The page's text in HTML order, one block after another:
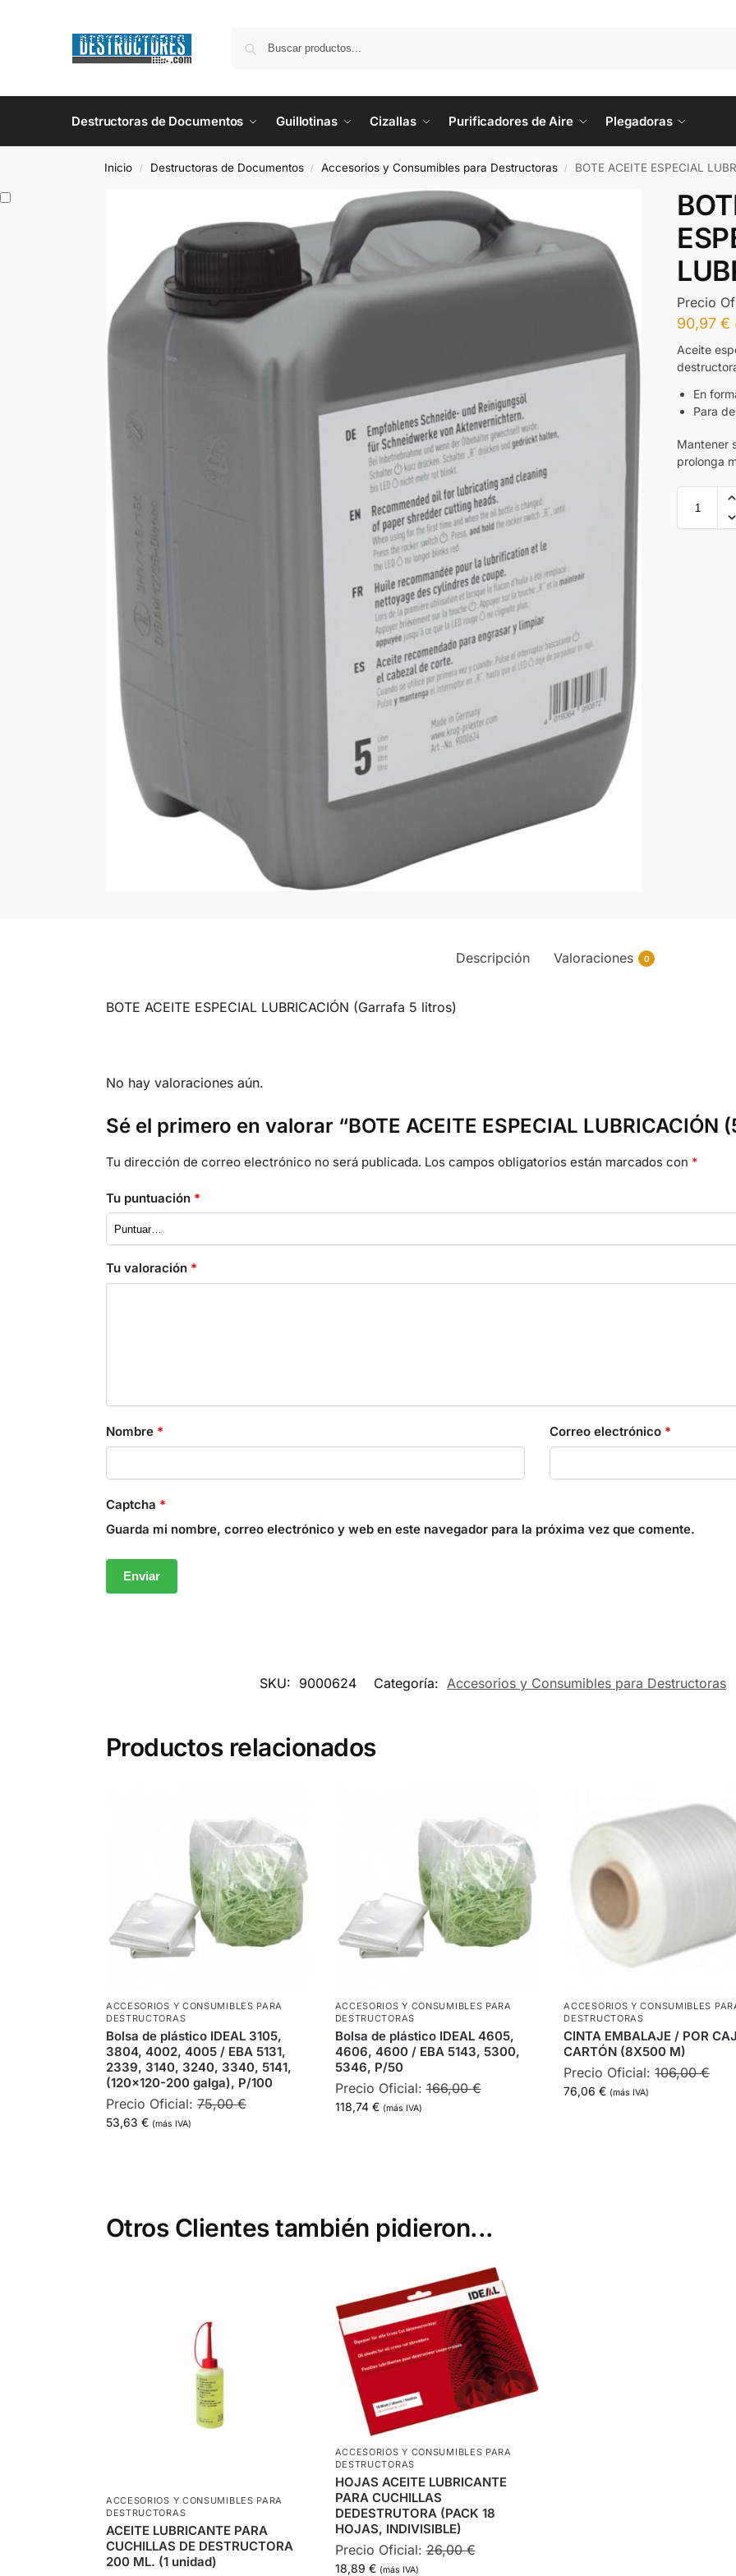
Destructoras de Documentos Guillotinas Cizallas Purificadores de Aire Plegadoras
Inicio / Destructoras de Documentos / Accesorios y Consumibles para Destructoras / BOTE ACEITE ESPECIAL
Precio
90,97€
Aceite
En
Para
Mantener
prolonga
Descripción Valoraciones 0
BOTE ACEITE ESPECIAL LUBRICACIÓN (Garrafa 5 litros)
No hay valoraciones aún.
Sé el primero en valorar “BOTE ACEITE ESPECIAL LUBRICACIÓN
Tu dirección de correo electrónico no será publicada. Los campos obligatorios están marcados con *
Tu puntuación *
Tu valoración *
Nombre * Correo electrónico *
Captcha *
Guarda mi nombre, correo electrónico y web en este navegador para la próxima vez que comente.
SKU: 9000624 Categoría: Accesorios y Consumibles para Destructoras
Productos relacionados
ACCESORIOS Y CONSUMIBLES PARA
DESTRUCTORAS
Bolsa de plástico IDEAL 3105,
3804, 4002, 4005 / EBA 5131,
2339, 3140, 3240, 3340, 5141,
(120×120-200 galga), P/100
Precio Oficial: 75,00€
53,63 € (más IVA)
ACCESORIOS Y CONSUMIBLES PARA
DESTRUCTORAS
Bolsa de plástico IDEAL 4605,
4606, 4600 / EBA 5143, 5300,
5346, P/50
Precio Oficial:166,00€
118,74 € (más IVA)
ACCESORIOS Y CONSUMIBLES
DESTRUCTORAS
CINTA EMBALAJE / POR
CARTÓN (8X500 M)
Precio Oficial:106,00€
76,06€ (más IVA)
Otros Clientes también pidieron...
ACCESORIOS Y CONSUMIBLES PARA
DESTRUCTORAS
ACEITE LUBRICANTE PARA
CUCHILLAS DE DESTRUCTORA
200 ML. (1 unidad)
ACCESORIOS Y CONSUMIBLES PARA
DESTRUCTORAS
HOJAS ACEITE LUBRICANTE
PARA CUCHILLAS
DEDESTRUTORA (PACK 18
HOJAS, INDIVISIBLE)
Precio Oficial:26,00€
18,89 € (más IVA)